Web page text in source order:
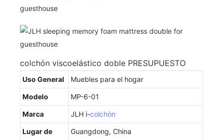
colchón viscoelástico doble PRESUPUESTO
Uso General Muebles para el hogar
Modelo MP-6-01
Marca JLH i-colchón
Lugar de
Guangdong, China